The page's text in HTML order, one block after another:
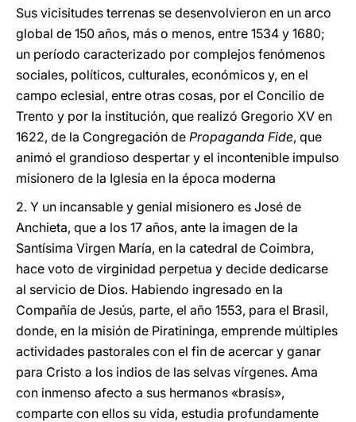
Sus vicisitudes terrenas se desenvolvieron en un arco
global de 150 años, más o menos, entre 1534 y 1680;
un período caracterizado por complejos fenómenos
sociales, políticos, culturales, económicos y, en el
campo eclesial, entre otras cosas, por el Concilio de
Trento y por la institución, que realizó Gregorio XV en
1622, de la Congregación de Propaganda Fide, que
animó el grandioso despertar y el incontenible impulso
misionero de la Iglesia en la época moderna
2. Y un incansable y genial misionero es José de
Anchieta, que a los 17 años, ante la imagen de la
Santísima Virgen María, en la catedral de Coimbra,
hace voto de virginidad perpetua y decide dedicarse
al servicio de Dios. Habiendo ingresado en la
Compañía de Jesús, parte, el año 1553, para el Brasil,
donde, en la misión de Piratininga, emprende múltiples
actividades pastorales con el fin de acercar y ganar
para Cristo a los indios de las selvas vírgenes. Ama
con inmenso afecto a sus hermanos «brasís»,
comparte con ellos su vida, estudia profundamente